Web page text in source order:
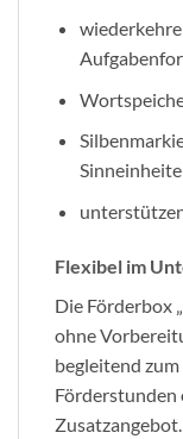
Flexibel im
Die Förderbox
ohne
begleitend
Förderstunden